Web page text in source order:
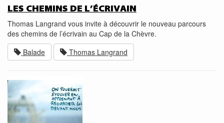
LES CHEMINS DE L’ÉCRIVAIN
Thomas Langrand vous invite à découvrir le nouveau parcours
des chemins de l’écrivain au Cap de la Chèvre.
Balade
Thomas Langrand